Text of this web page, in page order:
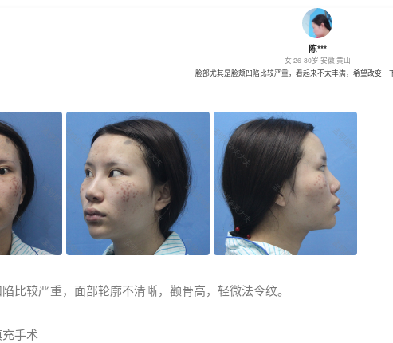
陈***
女 26-30岁 安徽·黄山
脸部尤其是脸颊凹陷比较严重，看起来不太丰满，希望改变一
比较严重，面部轮廓不清晰，颧骨高，轻微法令纹。
手术